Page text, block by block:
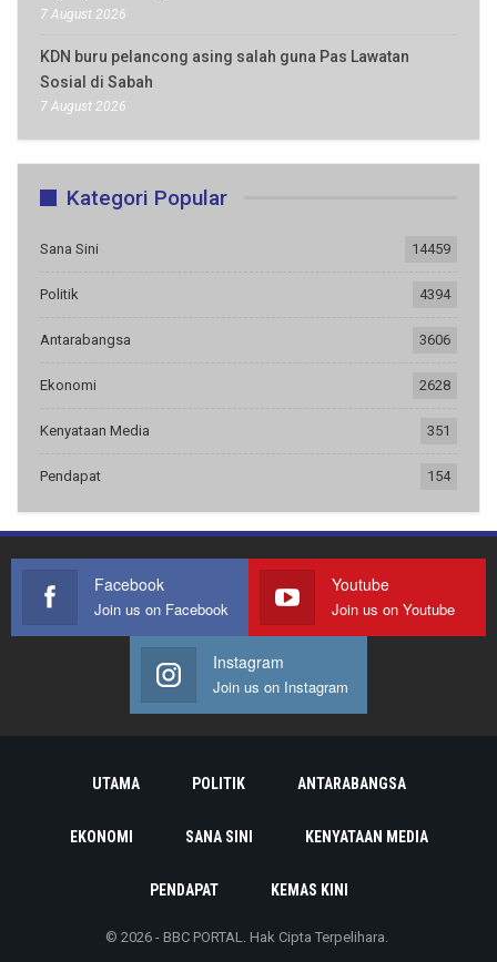
7 August 2026
KDN buru pelancong asing salah guna Pas Lawatan
Sosial di Sabah
7 August 2026
Kategori Popular
Sana Sini 14459
Politik 4394
Antarabangsa 3606
Ekonomi 2628
Kenyataan Media 351
Pendapat 154
Facebook
Join us on Facebook
Youtube
Join us on Youtube
Instagram
Join us on Instagram
UTAMA POLITIK ANTARABANGSA
EKONOMI SANA SINI KENYATAAN MEDIA
PENDAPAT KEMAS KINI
© 2026 - BBC PORTAL. Hak Cipta Terpelihara.